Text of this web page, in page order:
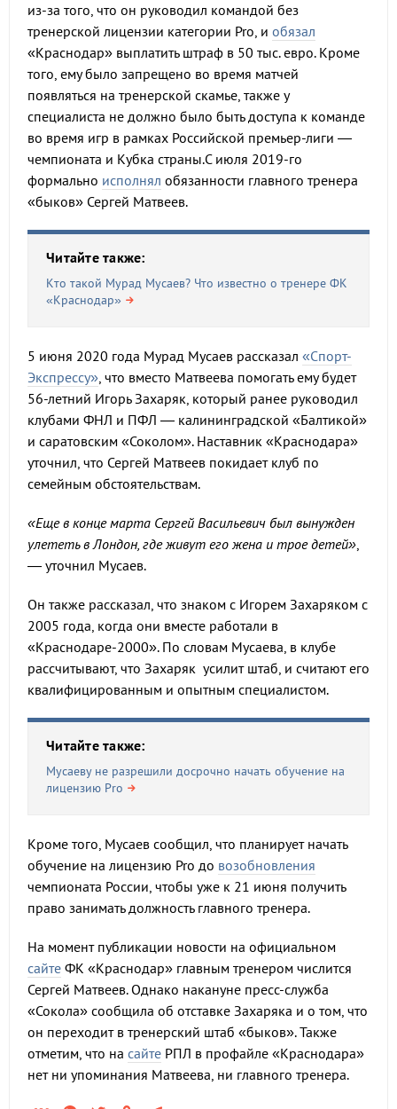
из-за того, что он руководил командой без
тренерской лицензии категории Pro, и обязал
«Краснодар» выплатить штраф в 50 тыс. евро. Кроме
того, ему было запрещено во время матчей
появляться на тренерской скамье, также у
специалиста не должно было быть доступа к команде
во время игр в рамках Российской премьер-лиги —
чемпионата и Кубка страны.С июля 2019-го
формально исполнял обязанности главного тренера
«быков» Сергей Матвеев.
Читайте также:
Кто такой Мурад Мусаев? Что известно о тренере ФК
«Краснодар»
5 июня 2020 года Мурад Мусаев рассказал «Спорт-
Экспрессу», что вместо Матвеева помогать ему будет
56-летний Игорь Захаряк, который ранее руководил
клубами ФНЛ и ПФЛ — калининградской «Балтикой»
и саратовским «Соколом». Наставник «Краснодара»
уточнил, что Сергей Матвеев покидает клуб по
семейным обстоятельствам.
«Еще в конце марта Сергей Васильевич был вынужден
улететь в Лондон, где живут его жена и трое детей»,
— уточнил Мусаев.
Он также рассказал, что знаком с Игорем Захаряком с
2005 года, когда они вместе работали в
«Краснодаре-2000». По словам Мусаева, в клубе
рассчитывают, что Захаряк усилит штаб, и считают его
квалифицированным и опытным специалистом.
Читайте также:
Мусаеву не разрешили досрочно начать обучение на
лицензию Pro
Кроме того, Мусаев сообщил, что планирует начать
обучение на лицензию Pro до возобновления
чемпионата России, чтобы уже к 21 июня получить
право занимать должность главного тренера.
На момент публикации новости на официальном
сайте ФК «Краснодар» главным тренером числится
Сергей Матвеев. Однако накануне пресс-служба
«Сокола» сообщила об отставке Захаряка и о том, что
он переходит в тренерский штаб «быков». Также
отметим, что на сайте РПЛ в профайле «Краснодара»
нет ни упоминания Матвеева, ни главного тренера.